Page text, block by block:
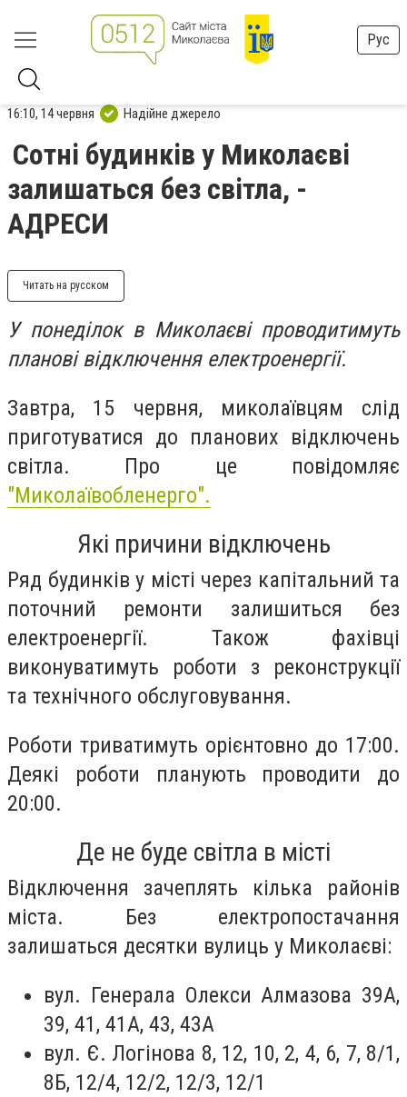
Рус
16:10, 14 червня Надійне джерело
Сотні будинків у Миколаєві
залишаться без світла, -
АДРЕСИ
Читать на русском
У понеділок в Миколаєві проводитимуть
планові відключення електроенергії.
Завтра, 15 червня, миколаївцям слід
приготуватися до планових відключень
світла. Про це повідомляє
"Миколаївобленерго".
Які причини відключень
Ряд будинків у місті через капітальний та
поточний ремонти залишиться без
електроенергії. Також фахівці
виконуватимуть роботи з реконструкції
та технічного обслуговування.
Роботи триватимуть орієнтовно до 17:00.
Деякі роботи планують проводити до
20:00.
Де не буде світла в місті
Відключення зачеплять кілька районів
міста. Без електропостачання
залишаться десятки вулиць у Миколаєві:
вул. Генерала Олекси Алмазова 39А,
39, 41, 41А, 43, 43А
вул. Є. Логінова 8, 12, 10, 2, 4, 6, 7, 8/1,
8Б, 12/4, 12/2, 12/3, 12/1